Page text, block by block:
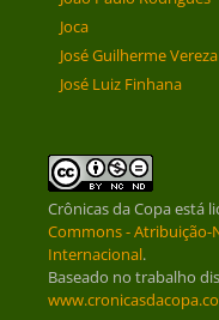
Joca
José Guilherme Vereza
José Luiz Finhana
Crônicas da Copaestá
Commons - Atribuição-
Internacional.
Baseado no trabalho